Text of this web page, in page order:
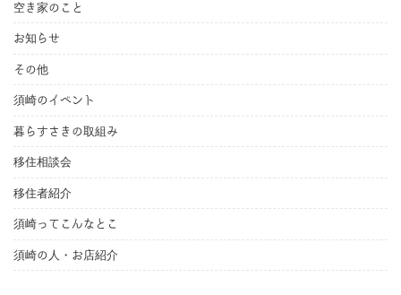
空き家のこと
お知らせ
その他
須崎のイベント
暮らすさきの取組み
移住相談会
移住者紹介
須崎ってこんなとこ
須崎の人・お店紹介